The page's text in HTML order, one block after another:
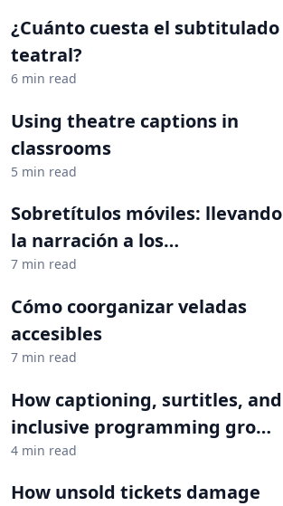
¿Cuánto cuesta el subtitulado
teatral?
6 min read
Using theatre captions in
classrooms
5 min read
Sobretítulos móviles: llevando
la narración a los
smartphones
7 min read
Cómo coorganizar veladas
accesibles
7 min read
How captioning, surtitles, and
inclusive programming grow
audiences
4 min read
How unsold tickets damage